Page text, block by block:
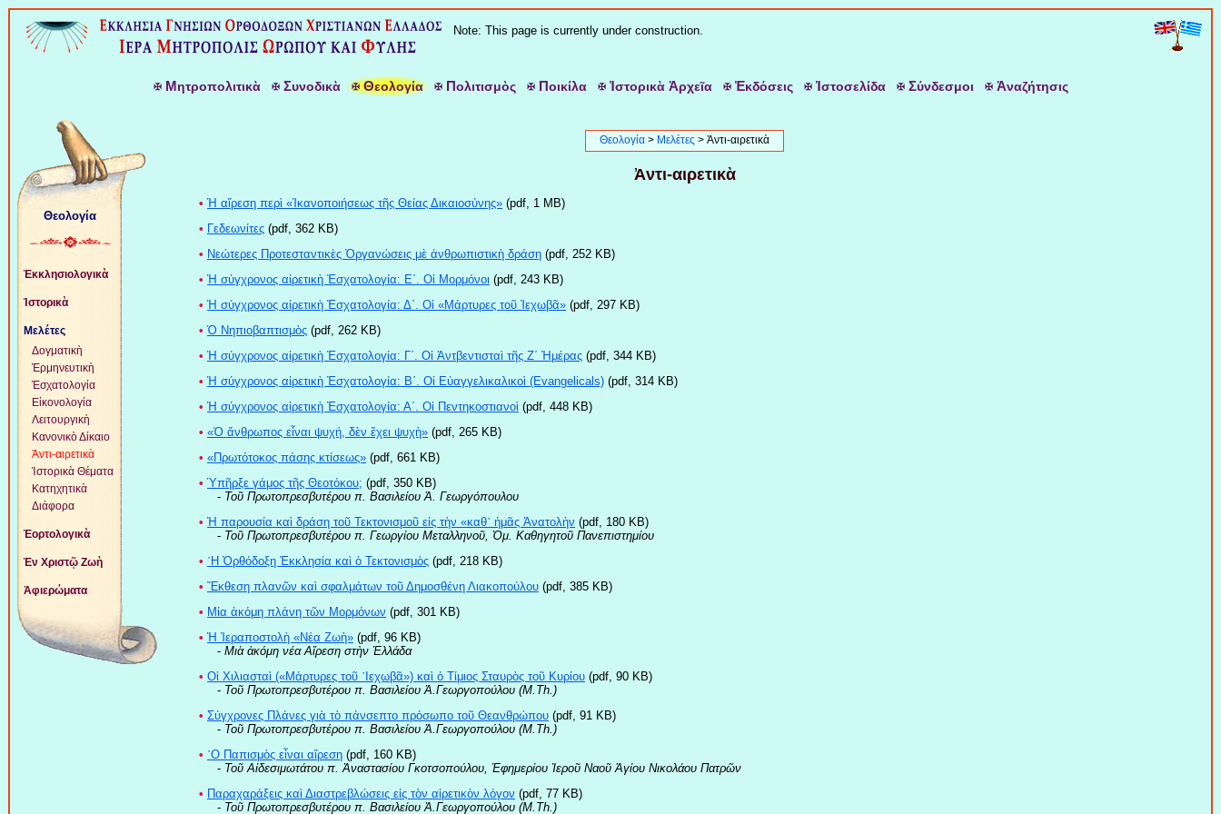
Note: This page is currently under construction.
Μητροπολιτικὰ Συνοδικὰ Θεολογία Πολιτισμὸς Ποικίλα Ἱστορικὰ Ἀρχεῖα Ἐκδόσεις Ἱστοσελίδα Σύνδεσμοι Ἀναζήτησις
Θεολογία
Ἐκκλησιολογικὰ
Ἱστορικὰ
Μελέτες
Δογματικὴ
Ἑρμηνευτικὴ
Ἐσχατολογία
Εἰκονολογία
Λειτουργικὴ
Κανονικὸ Δίκαιο
Ἀντι-αιρετικὰ
Ἱστορικὰ Θέματα
Κατηχητικὰ
Διάφορα
Ἑορτολογικὰ
Ἐν Χριστῷ Ζωὴ
Ἀφιερώματα
Θεολογία > Μελέτες > Ἀντι-αιρετικὰ
Ἀντι-αιρετικὰ
• Ἡ αἵρεση περὶ «Ἱκανοποιήσεως τῆς Θείας Δικαιοσύνης» (pdf, 1 MB)
• Γεδεωνίτες (pdf, 362 KB)
• Νεώτερες Προτεσταντικὲς Ὀργανώσεις μὲ ἀνθρωπιστικὴ δράση (pdf, 252 ΚB)
• Ἡ σύγχρονος αἱρετικὴ Ἐσχατολογία: Ε΄. Οἱ Μορμόνοι (pdf, 243 KB)
• Ἡ σύγχρονος αἱρετικὴ Ἐσχατολογία: Δ΄. Οἱ «Μάρτυρες τοῦ Ἰεχωβᾶ» (pdf, 297 KB)
• Ὁ Νηπιοβαπτισμὸς (pdf, 262 KB)
• Ἡ σύγχρονος αἱρετικὴ Ἐσχατολογία: Γ΄. Οἱ Ἀντβεντισταὶ τῆς Ζ΄ Ἡμέρας (pdf, 344 KB)
• Ἡ σύγχρονος αἱρετικὴ Ἐσχατολογία: Β΄. Οἱ Εὐαγγελικαλικοὶ (Evangelicals) (pdf, 314 KB)
• Ἡ σύγχρονος αἱρετικὴ Ἐσχατολογία: Α΄. Οἱ Πεντηκοστιανοὶ (pdf, 448 KB)
• «Ὁ ἄνθρωπος εἶναι ψυχή, δὲν ἔχει ψυχὴ» (pdf, 265 KB)
• «Πρωτότοκος πάσης κτίσεως» (pdf, 661 KB)
• Ὑπῆρξε γάμος τῆς Θεοτόκου; (pdf, 350 KB)
- Τοῦ Πρωτοπρεσβυτέρου π. Bασιλείου Ἀ. Γεωργόπουλου
• Ἡ παρουσία καὶ δράση τοῦ Τεκτονισμοῦ εἰς τὴν «καθ᾿ ἡμᾶς Ἀνατολὴν (pdf, 180 KB)
- Τοῦ Πρωτοπρεσβυτέρου π. Γεωργίου Μεταλληνοῦ, Ὁμ. Καθηγητοῦ Πανεπιστημίου
• ῾Η Ὀρθόδοξη Ἐκκλησία καὶ ὁ Τεκτονισμὸς (pdf, 218 KB)
• Ἔκθεση πλανῶν καὶ σφαλμάτων τοῦ Δημοσθένη Λιακοπούλου (pdf, 385 KB)
• Μία ἀκόμη πλάνη τῶν Μορμόνων (pdf, 301 KB)
• Ἡ Ἱεραποστολὴ «Νέα Ζωὴ» (pdf, 96 KB)
- Μιὰ ἀκόμη νέα Αἵρεση στὴν Ἑλλάδα
• Οἱ Χιλιασταὶ («Μάρτυρες τοῦ ᾿Ιεχωβᾶ») καὶ ὁ Τίμιος Σταυρὸς τοῦ Κυρίου (pdf, 90 KB)
- Τοῦ Πρωτοπρεσβυτέρου π. Βασιλείου Ἀ.Γεωργοπούλου (M.Th.)
• Σύγχρονες Πλάνες γιὰ τὸ πάνσεπτο πρόσωπο τοῦ Θεανθρώπου (pdf, 91 KB)
- Τοῦ Πρωτοπρεσβυτέρου π. Βασιλείου Ἀ.Γεωργοπούλου (M.Th.)
• ῾Ο Παπισμὸς εἶναι αἵρεση (pdf, 160 KB)
- Τοῦ Αἰδεσιμωτάτου π. Ἀναστασίου Γκοτσοπούλου, Ἐφημερίου Ἱεροῦ Ναοῦ Ἁγίου Νικολάου Πατρῶν
• Παραχαράξεις καὶ Διαστρεβλώσεις εἰς τὸν αἱρετικὸν λόγον (pdf, 77 KB)
- Τοῦ Πρωτοπρεσβυτέρου π. Βασιλείου Ἀ.Γεωργοπούλου (M.Th.)